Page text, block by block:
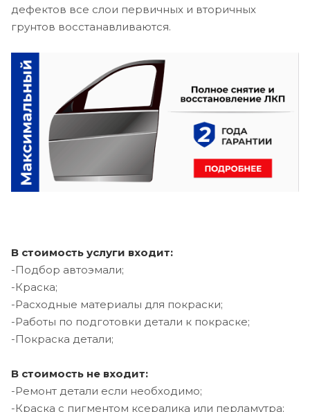
дефектов все слои первичных и вторичных
грунтов восстанавливаются.
В стоимость услуги входит:
-Подбор автоэмали;
-Краска;
-Расходные материалы для покраски;
-Работы по подготовки детали к покраске;
-Покраска детали;
В стоимость не входит:
-Ремонт детали если необходимо;
-Краска с пигментом ксералика или перламутра;